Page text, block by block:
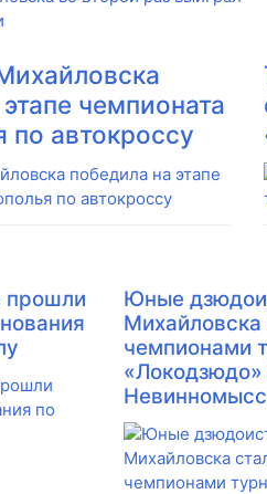
чемпионата
по автокроссу
прошли
Юные
Михайловска
чемпионами
«Локодзюдо»